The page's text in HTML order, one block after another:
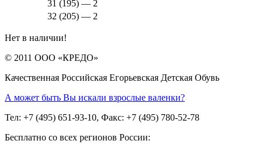
31 (195) — 2
32 (205) — 2
Нет в наличии!
© 2011 ООО «КРЕДО»
Качественная Российская Егорьевская Детская Обувь
А может быть Вы искали взрослые валенки?
Тел: +7 (495) 651-93-10, Факс: +7 (495) 780-52-78
Бесплатно со всех регионов России: